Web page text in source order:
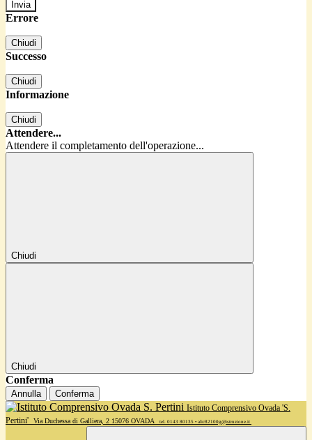
Errore
Chiudi
Successo
Chiudi
Informazione
Chiudi
Attendere...
Attendere il completamento dell'operazione...
Chiudi
Chiudi
Conferma
Annulla Conferma
Istituto Comprensivo Ovada 'S.
Pertini'
Via Duchessa di Galliera, 2 15076 OVADA tel. 0143 80135 • alic82100g@istruzione.it